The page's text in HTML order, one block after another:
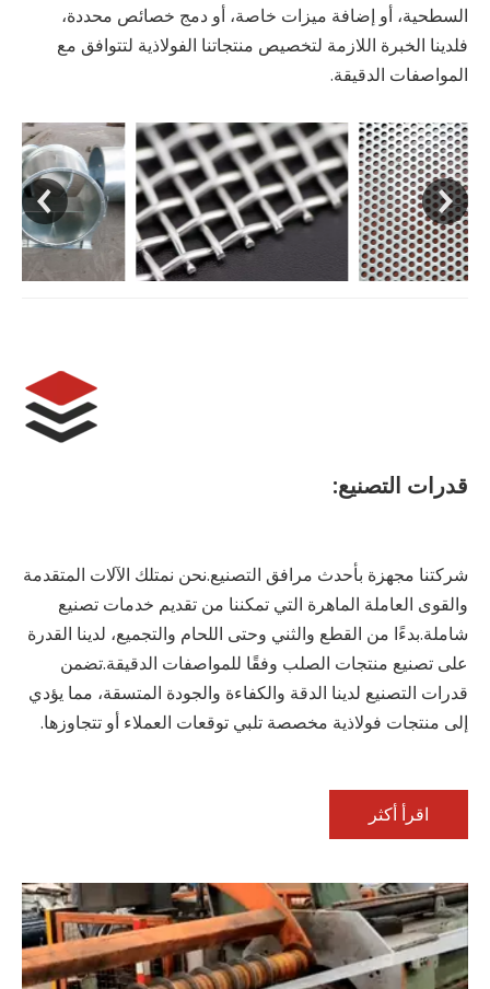
السطحية، أو إضافة ميزات خاصة، أو دمج خصائص محددة،
فلدينا الخبرة اللازمة لتخصيص منتجاتنا الفولاذية لتتوافق مع
المواصفات الدقيقة.
قدرات التصنيع:
شركتنا مجهزة بأحدث مرافق التصنيع.نحن نمتلك الآلات المتقدمة
والقوى العاملة الماهرة التي تمكننا من تقديم خدمات تصنيع
شاملة.بدءًا من القطع والثني وحتى اللحام والتجميع، لدينا القدرة
على تصنيع منتجات الصلب وفقًا للمواصفات الدقيقة.تضمن
قدرات التصنيع لدينا الدقة والكفاءة والجودة المتسقة، مما يؤدي
إلى منتجات فولاذية مخصصة تلبي توقعات العملاء أو تتجاوزها.
اقرأ أكثر